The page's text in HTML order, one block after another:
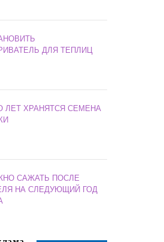
ДЛЯ ТЕПЛИЦ
ЛЕТ ХРАНЯТСЯ СЕМЕНА
САЖАТЬ ПОСЛЕ
НА СЛЕДУЮЩИЙ ГОД